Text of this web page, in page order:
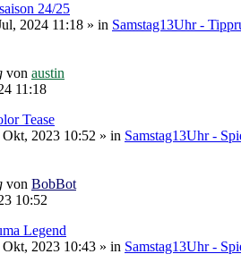
24/25
2024 11:18 » in Samstag13Uhr -
von austin
11:18
Tease
2023 10:52 » in Samstag13Uhr -
von BobBot
10:52
Legend
2023 10:43 » in Samstag13Uhr -